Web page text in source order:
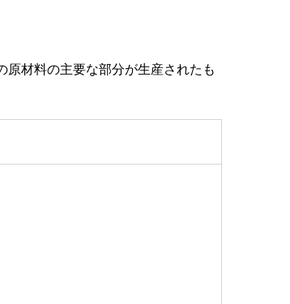
原材料の主要な部分が生産されたも